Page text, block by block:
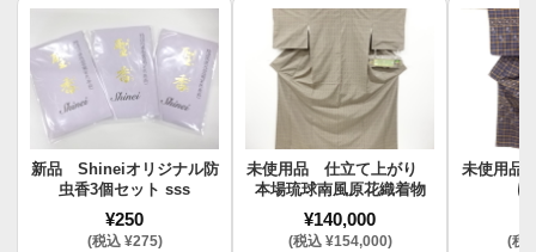
新品 Shineiオリジナル防
虫香3個セット sss
¥250
(税込 ¥275)
未使用品 仕立て上がり
本場琉球南風原花織着物
¥140,000
(税込 ¥154,000)
未使用品
(税